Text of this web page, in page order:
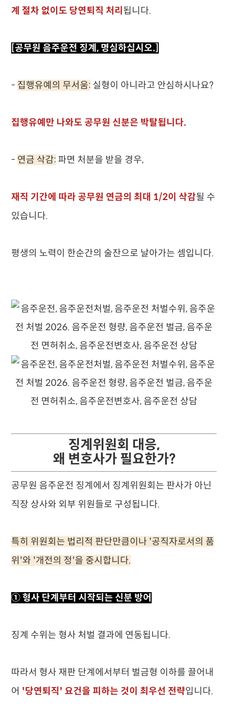
계 절차 없이도 당연퇴직 처리 됩니다.
[공무원 음주운전 징계, 명심하십시오.]
- 집행유예의 무서움: 실형이 아니라고 안심하시나요?
집행유예만 나와도 공무원 신분은 박탈됩니다.
- 연금 삭감: 파면 처분을 받을 경우,
재직 기간에 따라 공무원 연금의 최대 1/2이 삭감될 수
있습니다.
평생의 노력이 한순간의 술잔으로 날아가는 셈입니다.
징계위원회 대응,
왜 변호사가 필요한가?
공무원 음주운전 징계에서 징계위원회는 판사가 아닌
직장 상사와 외부 위원들로 구성됩니다.
특히 위원회는 법리적 판단만큼이나 '공직자로서의 품
위'와 '개전의 정'을 중시합니다.
① 형사 단계부터 시작되는 신분 방어
징계 수위는 형사 처벌 결과에 연동됩니다.
따라서 형사 재판 단계에서부터 벌금형 이하를 끌어내
어 '당연퇴직' 요건을 피하는 것이 최우선 전략입니다.